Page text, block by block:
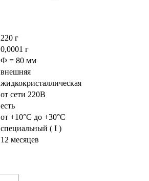
220 г
0,0001 г
Ф = 80 мм
внешняя
жидкокристаллическая
от сети 220В
есть
от +10°C до +30°C
специальный ( I )
12 месяцев